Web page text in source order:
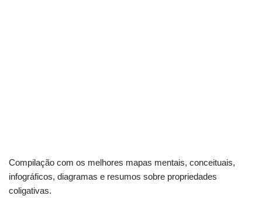
Compilação com os melhores mapas mentais, conceituais,
infográficos, diagramas e resumos sobre propriedades
coligativas.